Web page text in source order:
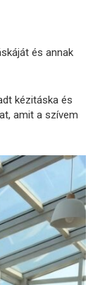
és annak
kézitáska és
amit a szívem